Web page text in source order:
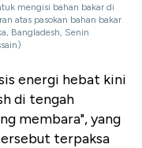
mengisi bahan bakar di
atas pasokan bahan bakar
Bangladesh, Senin
energi hebat kini
di tengah
membara", yang
terpaksa